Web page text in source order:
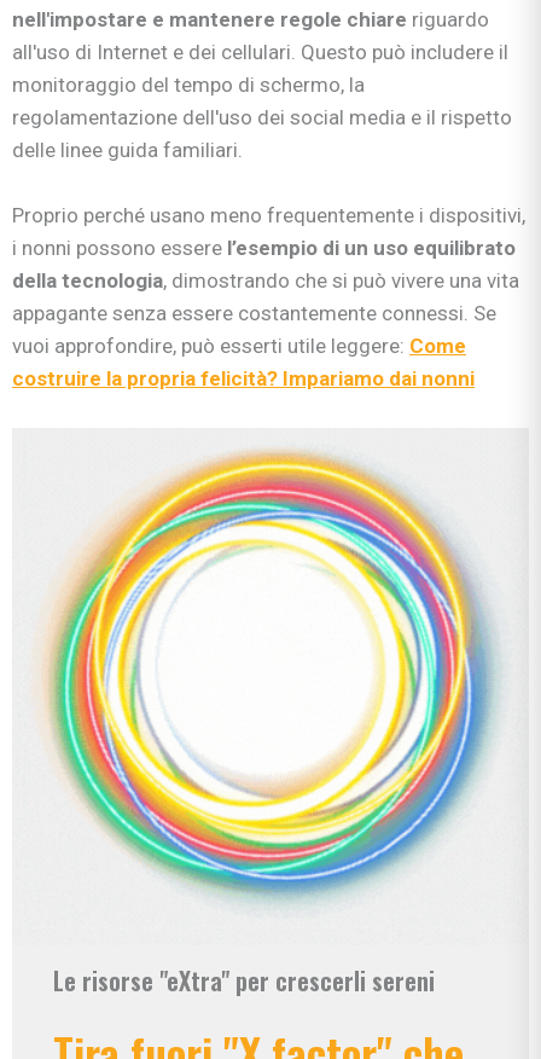
nell'impostare e mantenere regole chiare riguardo
all'uso di Internet e dei cellulari. Questo può includere il
monitoraggio del tempo di schermo, la
regolamentazione dell'uso dei social media e il rispetto
delle linee guida familiari.
Proprio perché usano meno frequentemente i dispositivi,
i nonni possono essere l’esempio di un uso equilibrato
della tecnologia, dimostrando che si può vivere una vita
appagante senza essere costantemente connessi. Se
vuoi approfondire, può esserti utile leggere: Come
costruire la propria felicità? Impariamo dai nonni
Le risorse "eXtra" per crescerli sereni